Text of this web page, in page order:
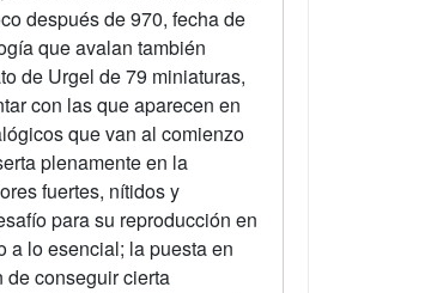
después de 970, fecha de
que avalan también
de Urgel de 79 miniaturas,
con las que aparecen en
que van al comienzo
plenamente en la
fuertes, nítidos y
para su reproducción en
a lo esencial; la puesta en
de conseguir cierta